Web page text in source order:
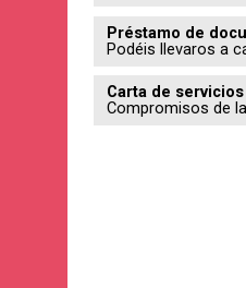
Préstamo de
Podéis llevaros a
Carta de servicios
Compromisos de